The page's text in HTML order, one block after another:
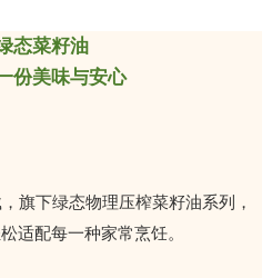
态菜籽油
份美味与安心
旗下绿态物理压榨菜籽油系列，
适配每一种家常烹饪。